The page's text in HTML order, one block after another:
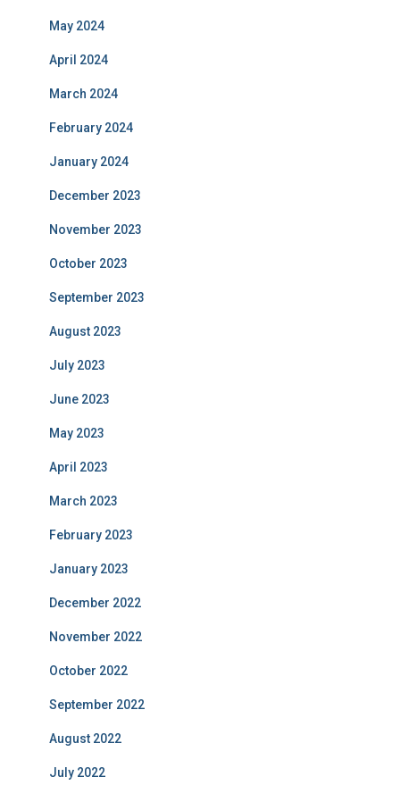
May 2024
April 2024
March 2024
February 2024
January 2024
December 2023
November 2023
October 2023
September 2023
August 2023
July 2023
June 2023
May 2023
April 2023
March 2023
February 2023
January 2023
December 2022
November 2022
October 2022
September 2022
August 2022
July 2022